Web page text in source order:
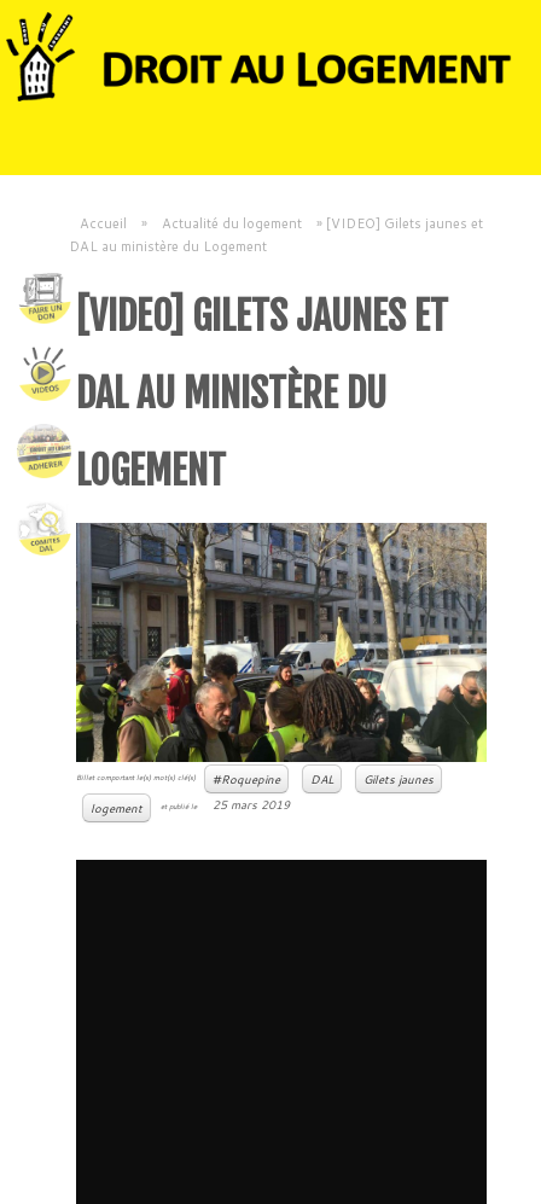
Accueil » Actualité du logement » [VIDEO] Gilets jaunes et
DAL au ministère du Logement
[VIDEO] GILETS JAUNES ET
DAL AU MINISTÈRE DU
LOGEMENT
Billet comportant le(s) mot(s) clé(s) #Roquepine DAL
Gilets jaunes
logement
et publié le 25 mars 2019